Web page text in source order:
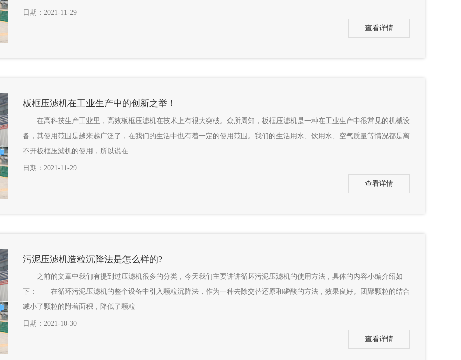
日期：2021-11-29
查看详情
板框压滤机在工业生产中的创新之举！
在高科技生产工业里，高效板框压滤机在技术上有很大突破。众所周知，板框压滤机是一种在工业生产中很常见的机械设
备，其使用范围是越来越广泛了，在我们的生活中也有着一定的使用范围。我们的生活用水、饮用水、空气质量等情况都是离
不开板框压滤机的使用，所以说在
日期：2021-11-29
查看详情
污泥压滤机造粒沉降法是怎么样的?
之前的文章中我们有提到过压滤机很多的分类，今天我们主要讲讲循坏污泥压滤机的使用方法，具体的内容小编介绍如
下： 在循环污泥压滤机的整个设备中引入颗粒沉降法，作为一种去除交替还原和磷酸的方法，效果良好。团聚颗粒的结合
减小了颗粒的附着面积，降低了颗粒
日期：2021-10-30
查看详情